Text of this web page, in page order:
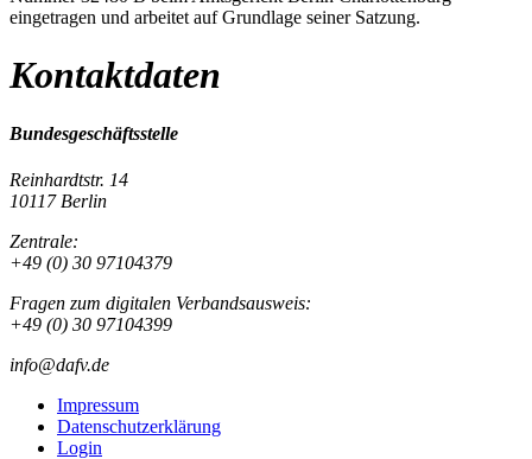
eingetragen und arbeitet auf Grundlage seiner Satzung.
Kontaktdaten
Bundesgeschäftsstelle
Reinhardtstr. 14
10117 Berlin
Zentrale:
+49 (0) 30 97104379
Fragen zum digitalen Verbandsausweis:
+49 (0) 30 97104399
info@dafv.de
Impressum
Datenschutzerklärung
Login